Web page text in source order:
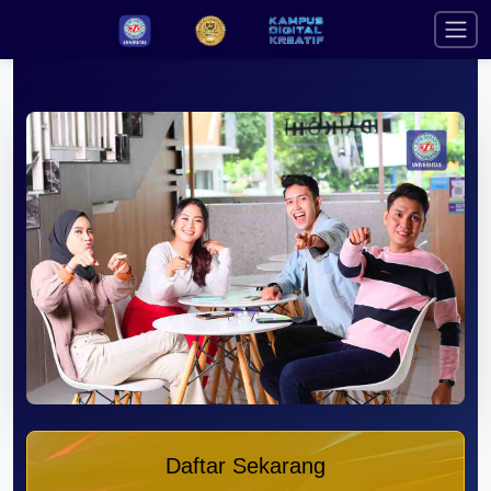
Daftar Sekarang